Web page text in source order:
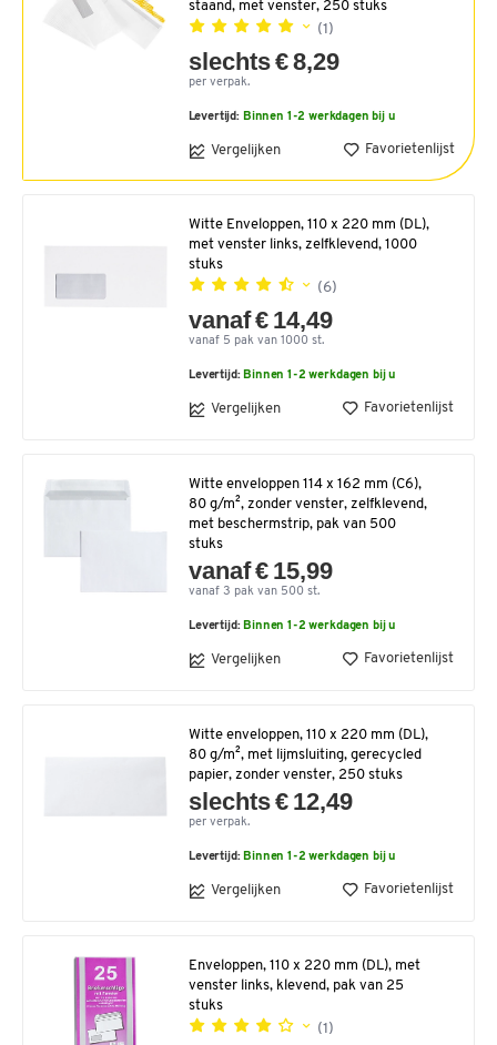
staand, met venster, 250 stuks
(1)
slechts € 8,29
per verpak.
Levertijd: Binnen 1-2 werkdagen bij u
Vergelijken Favorietenlijst
Witte Enveloppen, 110 x 220 mm (DL),
met venster links, zelfklevend, 1000
stuks
(6)
vanaf € 14,49
vanaf 5 pak van 1000 st.
Levertijd: Binnen 1-2 werkdagen bij u
Vergelijken Favorietenlijst
Witte enveloppen 114 x 162 mm (C6),
80 g/m², zonder venster, zelfklevend,
met beschermstrip, pak van 500
stuks
vanaf € 15,99
vanaf 3 pak van 500 st.
Levertijd: Binnen 1-2 werkdagen bij u
Vergelijken Favorietenlijst
Witte enveloppen, 110 x 220 mm (DL),
80 g/m², met lijmsluiting, gerecycled
papier, zonder venster, 250 stuks
slechts € 12,49
per verpak.
Levertijd: Binnen 1-2 werkdagen bij u
Vergelijken Favorietenlijst
Enveloppen, 110 x 220 mm (DL), met
venster links, klevend, pak van 25
stuks
(1)